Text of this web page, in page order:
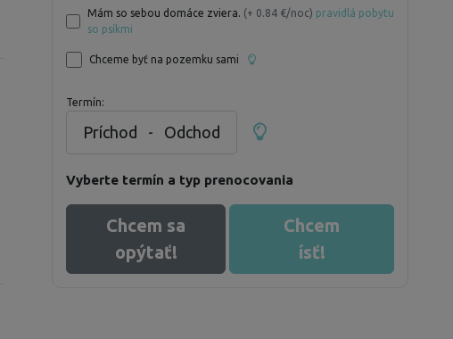
Mám so sebou domáce zviera. (+ 0.84 €/noc) pravidlá pobytu
so psíkmi
Chceme byť na pozemku sami
Termín:
Príchod - Odchod
Vyberte termín a typ prenocovania
Chcem sa
opýtať!
Chcem
ísť!